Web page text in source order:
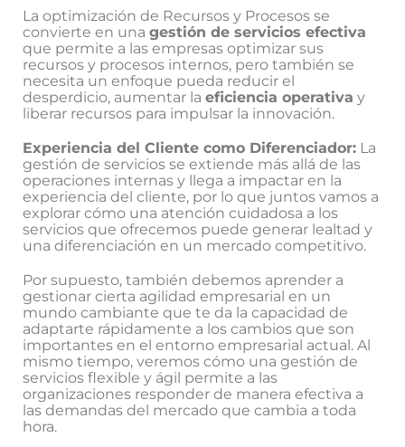
La optimización de Recursos y Procesos se
convierte en una gestión de servicios efectiva
que permite a las empresas optimizar sus
recursos y procesos internos, pero también se
necesita un enfoque pueda reducir el
desperdicio, aumentar la eficiencia operativa y
liberar recursos para impulsar la innovación.
Experiencia del Cliente como Diferenciador: La
gestión de servicios se extiende más allá de las
operaciones internas y llega a impactar en la
experiencia del cliente, por lo que juntos vamos a
explorar cómo una atención cuidadosa a los
servicios que ofrecemos puede generar lealtad y
una diferenciación en un mercado competitivo.
Por supuesto, también debemos aprender a
gestionar cierta agilidad empresarial en un
mundo cambiante que te da la capacidad de
adaptarte rápidamente a los cambios que son
importantes en el entorno empresarial actual. Al
mismo tiempo, veremos cómo una gestión de
servicios flexible y ágil permite a las
organizaciones responder de manera efectiva a
las demandas del mercado que cambia a toda
hora.